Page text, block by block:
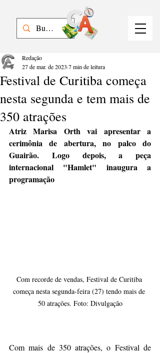
Festival de Curitiba começa
nesta segunda e tem mais de
350 atrações
Redação
27 de mar. de 2023 7 min de leitura
Atriz Marisa Orth vai apresentar a
cerimônia de abertura, no palco do
Guairão. Logo depois, a peça
internacional "Hamlet" inaugura a
programação
Com recorde de vendas, Festival de Curitiba
começa nesta segunda-feira (27) tendo mais de
50 atrações. Foto: Divulgação
Com mais de 350 atrações, o Festival de